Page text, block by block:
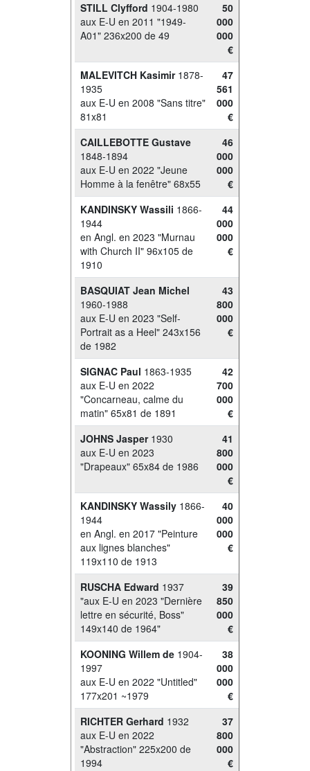
STILL Clyfford 1904-1980
aux E-U en 2011 "1949-
A01" 236x200 de 49
50
000
000
€
MALEVITCH Kasimir 1878-
1935
aux E-U en 2008 "Sans titre"
81x81
47
561
000
€
CAILLEBOTTE Gustave
1848-1894
aux E-U en 2022 "Jeune
Homme à la fenêtre" 68x55
46
000
000
€
KANDINSKY Wassili 1866-
1944
en Angl. en 2023 "Murnau
with Church II" 96x105 de
1910
44
000
000
€
BASQUIAT Jean Michel
1960-1988
aux E-U en 2023 "Self-
Portrait as a Heel" 243x156
de 1982
43
800
000
€
SIGNAC Paul 1863-1935
aux E-U en 2022
"Concarneau, calme du
matin" 65x81 de 1891
42
700
000
€
JOHNS Jasper 1930
aux E-U en 2023
"Drapeaux" 65x84 de 1986
41
800
000
€
KANDINSKY Wassily 1866-
1944
en Angl. en 2017 "Peinture
aux lignes blanches"
119x110 de 1913
40
000
000
€
RUSCHA Edward 1937
"aux E-U en 2023 "Dernière
lettre en sécurité, Boss"
149x140 de 1964"
39
850
000
€
KOONING Willem de 1904-
1997
aux E-U en 2022 "Untitled"
177x201 ~1979
38
000
000
€
RICHTER Gerhard 1932
aux E-U en 2022
"Abstraction" 225x200 de
1994
37
800
000
€